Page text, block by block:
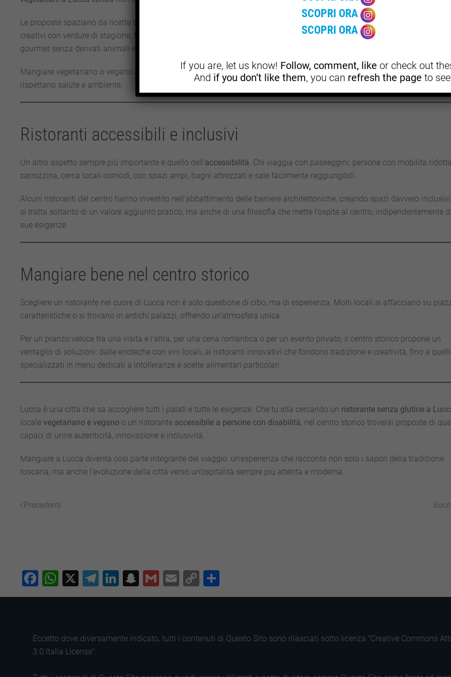
Le proposte spaziano da ricette tradizionali reinterpretate in chiave vegetariana, come ribollita e pappa al pomodoro, fino a
creativi con verdure di stagione, legumi e cereali integrali. Per chi segue una dieta vegana, non mancano burger di legumi,
gourmet senza derivati animali e dessert preparati con latte vegetale.
Mangiare vegetariano o vegano a Lucca non significa quindi rinunciare al gusto, ma anzi scoprire nuove combinazioni
rispettano salute e ambiente.
Ristoranti accessibili e inclusivi
Un altro aspetto sempre più importante è quello dell’accessibilità. Chi viaggia con passeggini, persone con mobilità
carrozzina, cerca locali comodi, con spazi ampi, bagni attrezzati e sale facilmente raggiungibili.
Alcuni ristoranti del centro hanno investito nell’abbattimento delle barriere architettoniche, creando spazi davvero
si tratta soltanto di un valore aggiunto pratico, ma anche di una filosofia che mette l’ospite al centro, indipendentemente
sue esigenze.
Mangiare bene nel centro storico
Scegliere un ristorante nel cuore di Lucca non è solo questione di cibo, ma di esperienza. Molti locali si affacciano su
caratteristiche o si trovano in antichi palazzi, offrendo un’atmosfera unica.
Per un pranzo veloce tra una visita e l’altra, per una cena romantica o per un evento privato, il centro storico propone un
ventaglio di soluzioni: dalle enoteche con vini locali, ai ristoranti innovativi che fondono tradizione e creatività, fino a quelli
specializzati in menu dedicati a intolleranze e scelte alimentari particolari.
Lucca è una città che sa accogliere tutti i palati e tutte le esigenze. Che tu stia cercando un ristorante senza glutine a
locale vegetariano e vegano o un ristorante accessibile a persone con disabilità, nel centro storico troverai proposte di
capaci di unire autenticità, innovazione e inclusività.
Mangiare a Lucca diventa così parte integrante del viaggio: un’esperienza che racconta non solo i sapori della tradizione
toscana, ma anche l’evoluzione della città verso un’ospitalità sempre più attenta e moderna.
Precedenti
Facebook
WhatsApp
X Telegram
LinkedIn
Snapchat
GmailEmailCopy
Link
Eccetto dove diversamente indicato, tutti i contenuti di Questo Sito sono rilasciati sotto licenza "Creative Commons
3.0 Italia License".
SCOPRI ORA
SCOPRI ORA
If you are, let us know! Follow, comment, like or check out
And if you don’t like them, you can refresh the page to